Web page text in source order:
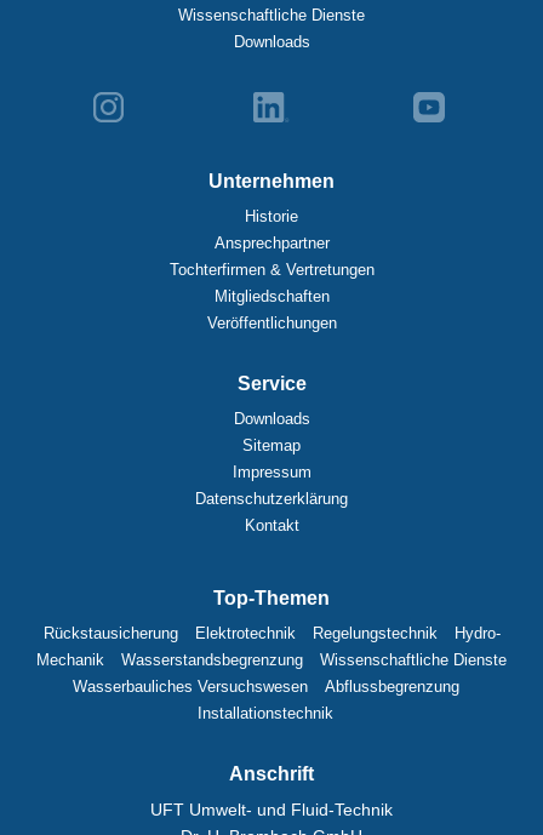
Wissenschaftliche Dienste
Downloads
Unternehmen
Historie
Ansprechpartner
Tochterfirmen & Vertretungen
Mitgliedschaften
Veröffentlichungen
Service
Downloads
Sitemap
Impressum
Datenschutzerklärung
Kontakt
Top-Themen
Rückstausicherung Elektrotechnik Regelungstechnik
Hydro-
Mechanik
Wasserstandsbegrenzung
Wissenschaftliche Dienste
Wasserbauliches Versuchswesen
Abflussbegrenzung
Installationstechnik
Anschrift
UFT Umwelt- und Fluid-Technik